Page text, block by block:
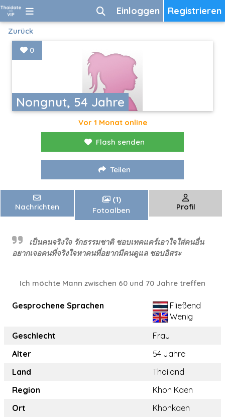
Registrieren
Einloggen
Zurück
Nongnut, 54 Jahre
0
Vor 1 Monat online
Flash senden
Teilen
Nachrichten
(1)
Fotoalben
Profil
เป็นคนจริงใจ รักธรรมชาติ ชอบเทคแคร์เอาใจใส่คนอื่น
อยากเจอคนที่จริงใจหาคนที่อยากมีคนดูแล ชอบอิสระ
Ich möchte Mann zwischen 60 und 70 Jahre treffen
Gesprochene Sprachen
Fließend
Wenig
Geschlecht
Frau
Alter
54 Jahre
Land
Thailand
Region
Khon Kaen
Ort
Khonkaen